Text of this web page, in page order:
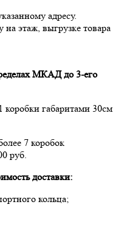
адресу.
этаж, выгрузке товара
МКАД до 3-его
коробки габаритами 30см
7 коробок
руб.
доставки:
кольца;